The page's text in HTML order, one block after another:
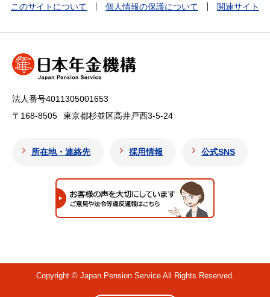
このサイトについて 個人情報の保護について 関連サイト
法人番号4011305001653
〒168-8505
東京都杉並区高井戸西3-5-24
所在地・連絡先 採用情報 公式SNS
Copyright © Japan Pension Service All Rights Reserved.